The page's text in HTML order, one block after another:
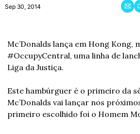
Sep 30, 2014
Mc’Donalds lança em Hong Kong,
#OccupyCentral, uma linha de
Liga da Justiça.
Este hambúrguer é o primeiro da
Mc’Donalds vai lançar nos
primeiro escolhido foi o Homem